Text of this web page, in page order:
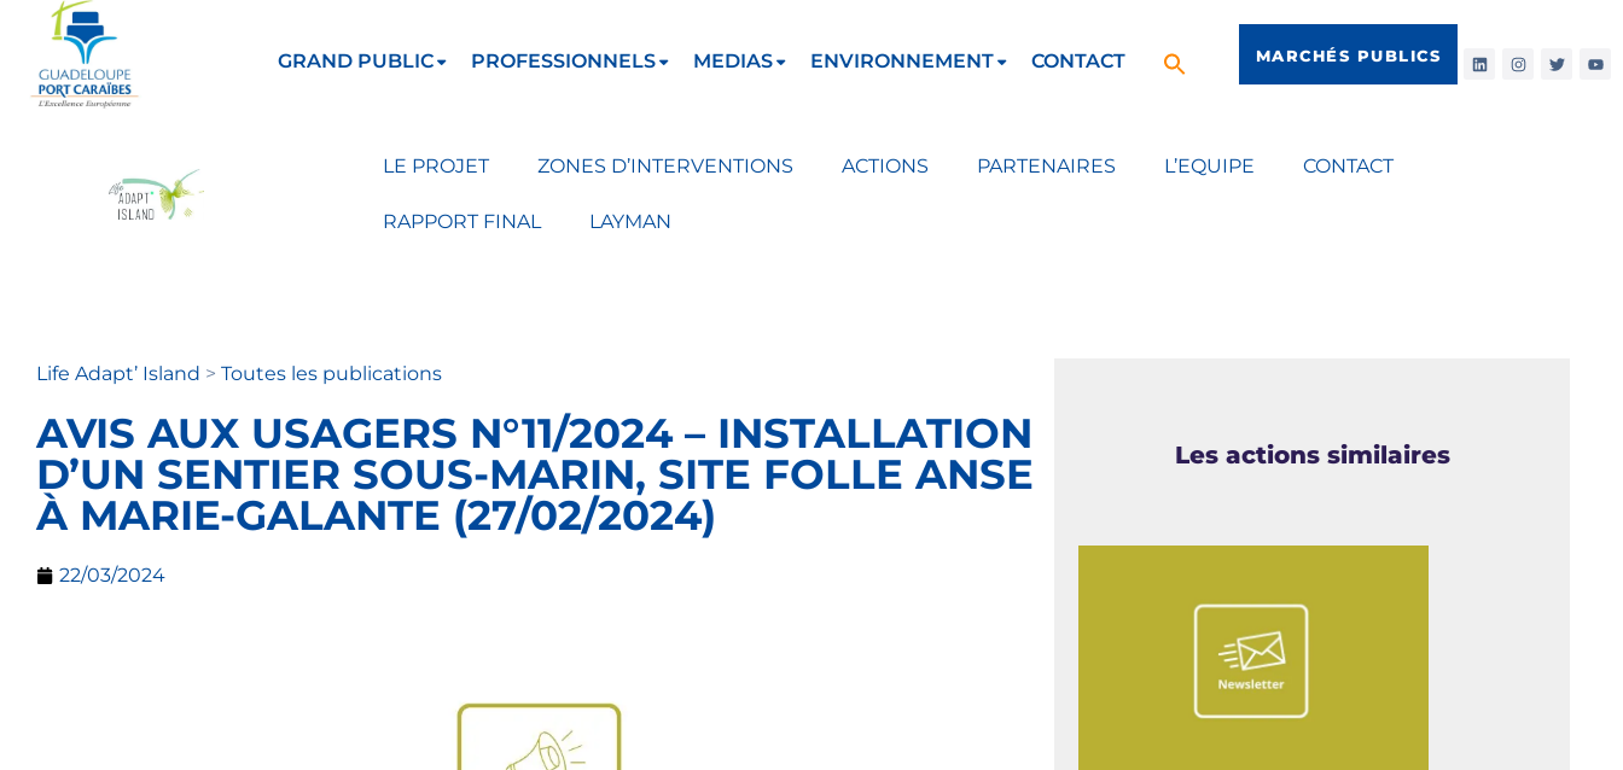
GRAND PUBLIC PROFESSIONNELS MEDIAS ENVIRONNEMENT CONTACT MARCHÉS PUBLICS
LE PROJET ZONES D’INTERVENTIONS ACTIONS PARTENAIRES L’EQUIPE CONTACT
RAPPORT FINAL LAYMAN
Life Adapt’ Island > Toutes les publications
AVIS AUX USAGERS N°11/2024 – INSTALLATION
D’UN SENTIER SOUS-MARIN, SITE FOLLE ANSE
À MARIE-GALANTE (27/02/2024)
22/03/2024
Les actions similaires